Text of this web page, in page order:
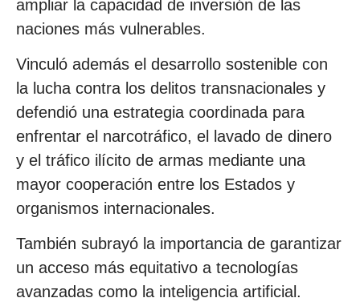
ampliar la capacidad de inversión de las
naciones más vulnerables.
Vinculó además el desarrollo sostenible con
la lucha contra los delitos transnacionales y
defendió una estrategia coordinada para
enfrentar el narcotráfico, el lavado de dinero
y el tráfico ilícito de armas mediante una
mayor cooperación entre los Estados y
organismos internacionales.
También subrayó la importancia de garantizar
un acceso más equitativo a tecnologías
avanzadas como la inteligencia artificial.